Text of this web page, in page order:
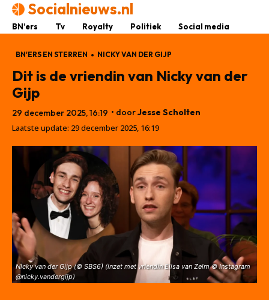
Socialnieuws.nl
BN’ers Tv Royalty Politiek Social media
BN'ERS EN STERREN NICKY VAN DER GIJP
Dit is de vriendin van Nicky van der
Gijp
29 december 2025, 16:19 • doorJesse Scholten
Laatste update: 29 december 2025, 16:19
Nicky van der Gijp (© SBS6) (inzet met vriendin Elisa van Zelm © Instagram
@nicky.vandergijp)